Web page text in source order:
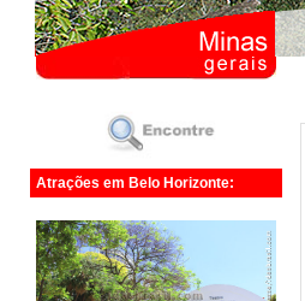
Atrações em Belo Horizonte: